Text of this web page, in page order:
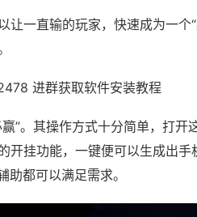
让一直输的玩家，快速成为一个
进群获取软件安装教程
”。其操作方式十分简单，打开
开挂功能，一键便可以生成出
都可以满足需求。